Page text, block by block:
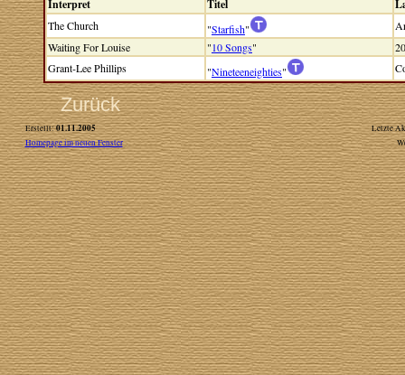
Interpret Titel
The Church "Starfish"
Waiting For Louise
"10 Songs"
Grant-Lee Phillips
"Nineteeneighties"
Zurück
Erstellt:01.11.2005
Letzte
Homepage im neuen Fenster